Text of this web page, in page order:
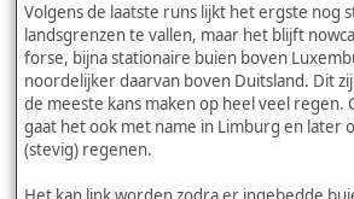
Volgens de laatste runs lijkt het ergste nog
landsgrenzen te vallen, maar het blijft
forse, bijna stationaire buien boven
noordelijker daarvan boven Duitsland. Dit
de meeste kans maken op heel veel regen.
gaat het ook met name in Limburg en later
(stevig) regenen.